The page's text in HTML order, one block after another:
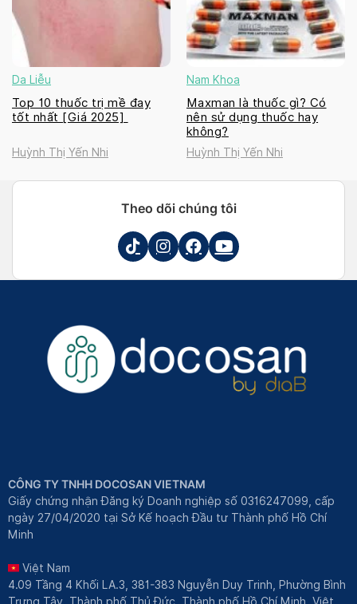
Da Liễu
Top 10 thuốc trị mề đay
tốt nhất [Giá 2025]
Huỳnh Thị Yến Nhi
Nam Khoa
Maxman là thuốc gì? Có
nên sử dụng thuốc hay
không?
Huỳnh Thị Yến Nhi
Theo dõi chúng tôi
CÔNG TY TNHH DOCOSAN VIETNAM
Giấy chứng nhận Đăng ký Doanh nghiệp số 0316247099, cấp
ngày 27/04/2020 tại Sở Kế hoạch Đầu tư Thành phố Hồ Chí
Minh
Việt Nam
4.09 Tầng 4 Khối LA.3, 381-383 Nguyễn Duy Trinh, Phường Bình
Trưng Tây, Thành phố Thủ Đức, Thành phố Hồ Chí Minh, Việt